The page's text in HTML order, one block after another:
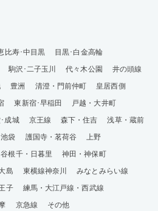
比寿･中目黒
目黒･白金高輪
駒沢･二子玉川 代々木公園
井の頭線
豊洲 清澄・門前仲町
皇居西側
東新宿･早稲田
戸越・大井町
成城 京王線 森下・住吉
浅草・蔵前
池袋 護国寺・茗荷谷
上野
谷根千・日暮里
神田・神保町
島 東横線神奈川
みなとみらい線
子
練馬・大江戸線・西武線
京急線 その他